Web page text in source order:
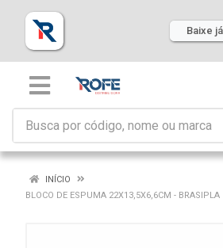
Baixe
INÍCIO
BLOCO DE ESPUMA 22X13,5X6,6CM - BRASIPLA